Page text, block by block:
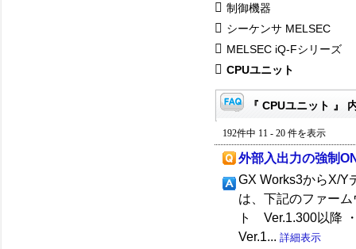
制御機器
シーケンサ MELSEC
MELSEC iQ-Fシリーズ
CPUユニット
『 CPUユニット 』
192件中 11 - 20 件を表示
外部入出力の強制
GX Works3からX/Y
は、下記のファー
ト Ver.1.300以降
Ver.1... 詳細表示